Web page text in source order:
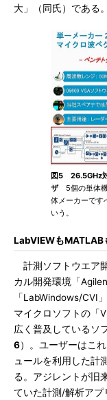
大」（同氏）である。
図5 26.5GHz
ザ5個の単体機
体メーカーです
いう。
LabVIEWもMATLAB
計測ソフトウエア
カル開発環境「
「LabWindows/CVI
マイクロソフトの「
広く普及しているソ
6）。ユーザーはこ
ュールを利用した計
る。アジレントが旧
ていた計測/解析アプ